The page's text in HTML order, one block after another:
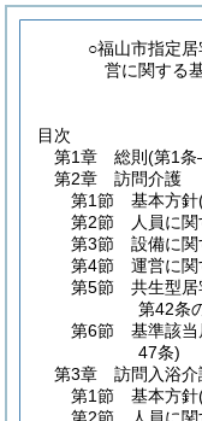
○福山市指定
営に関する
目次
第1章
総則 (第1
第2章
訪問介護
第1節
基本方針
第2節
人員に
第3節
設備に
第4節
運営に
第5節
共生型
第42条
第6節
基準該
47条)
第3章
訪問入浴介
第1節
基本方針